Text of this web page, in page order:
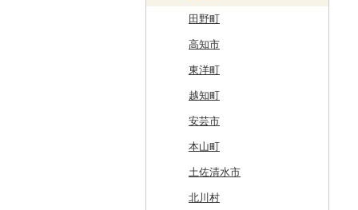
比布町
鶴居村
釧路市
苫前町
当別町
占冠村
上士幌町
平取町
青森県（県庁）
三沢市
西目屋村
南三陸町
仙台市
大河原町
角田市
涌谷町
東松島市
高畠町
山形市
三川町
大江町
米沢市
葛尾村
三島町
桑折町
矢吹町
国見町
檜枝岐村
喜多方市
南相馬市
桜川市
石岡市
茨城県（県庁）
坂東市
小美玉市
日立市
大子町
鹿嶋市
群馬県（県庁）
大泉町
長野原町
中之条町
入間市
志木市
北本市
桶川市
加須市
三郷市
八潮市
越生町
茂原市
野田市
山武市
鴨川市
印西市
神崎町
船橋市
千葉市
千代田区
新宿区
江東区
青梅市
国立市
品川区
福生市
小平市
川崎市
厚木市
海老名市
相模原市
座間市
二宮町
木曽町
箕輪町
駒ヶ根市
王滝村
千曲市
辰野町
茅野市
喬木村
七宗町
笠松町
東白川村
土岐市
岐阜県（県庁）
下呂市
多治見市
垂井町
富士市
御前崎市
東伊豆町
西伊豆町
清水町
南伊豆町
松崎町
湖西市
春日井市
瀬戸市
大府市
半田市
あま市
岩倉市
小牧市
愛西市
向日市
和泉市
高槻市
豊中市
箕面市
太子町
岬町
千早赤阪村
東大阪市
宝塚市
淡路市
丹波篠山市
香美町
芦屋市
神戸市
川西市
三田市
吉野町
奈良市
大和郡山市
野迫川村
葛城市
三宅町
生駒市
東吉野村
有田川町
印南町
和歌山県（県庁）
みなべ町
かつらぎ町
田辺市
北山村
串本町
田野町
高知市
東洋町
越知町
安芸市
本山町
土佐清水市
北川村